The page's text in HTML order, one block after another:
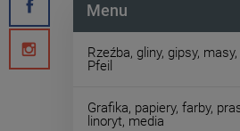
Menu
Rzeźba, gliny, gipsy, masy,
Pfeil
Grafika, papiery, farby,
linoryt, media